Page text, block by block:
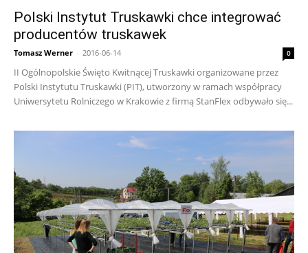
Polski Instytut Truskawki chce integrować
producentów truskawek
Tomasz Werner - 2016-06-14 0
II Ogólnopolskie Święto Kwitnącej Truskawki organizowane przez
Polski Instytutu Truskawki (PIT), utworzony w ramach współpracy
Uniwersytetu Rolniczego w Krakowie z firmą StanFlex odbywało się...